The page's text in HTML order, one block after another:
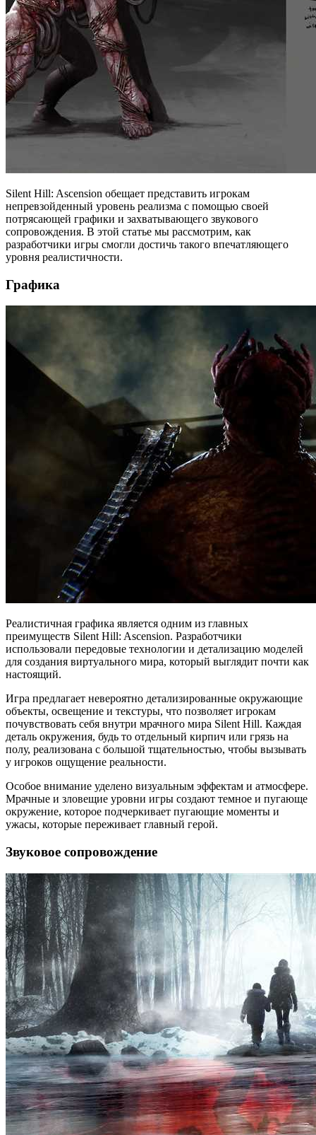
Silent Hill: Ascension обещает представить игрокам
непревзойденный уровень реализма с помощью своей
потрясающей графики и захватывающего звукового
сопровождения. В этой статье мы рассмотрим, как
разработчики игры смогли достичь такого впечатляющего
уровня реалистичности.
Графика
Реалистичная графика является одним из главных
преимуществ Silent Hill: Ascension. Разработчики
использовали передовые технологии и детализацию моделей
для создания виртуального мира, который выглядит почти как
настоящий.
Игра предлагает невероятно детализированные окружающие
объекты, освещение и текстуры, что позволяет игрокам
почувствовать себя внутри мрачного мира Silent Hill. Каждая
деталь окружения, будь то отдельный кирпич или грязь на
полу, реализована с большой тщательностью, чтобы вызывать
у игроков ощущение реальности.
Особое внимание уделено визуальным эффектам и атмосфере.
Мрачные и зловещие уровни игры создают темное и пугающе
окружение, которое подчеркивает пугающие моменты и
ужасы, которые переживает главный герой.
Звуковое сопровождение